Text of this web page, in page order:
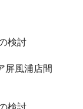
検討
屏風浦店間